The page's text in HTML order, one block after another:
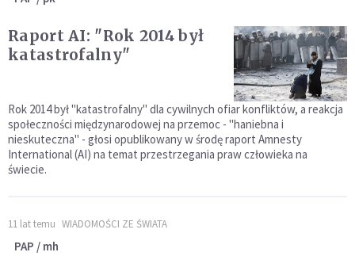
Raport AI: "Rok 2014 był
katastrofalny"
Rok 2014 był "katastrofalny" dla cywilnych ofiar konfliktów, a reakcja
społeczności międzynarodowej na przemoc - "haniebna i
nieskuteczna" - głosi opublikowany w środę raport Amnesty
International (AI) na temat przestrzegania praw człowieka na
świecie.
11 lat temu WIADOMOŚCI ZE ŚWIATA
PAP / mh